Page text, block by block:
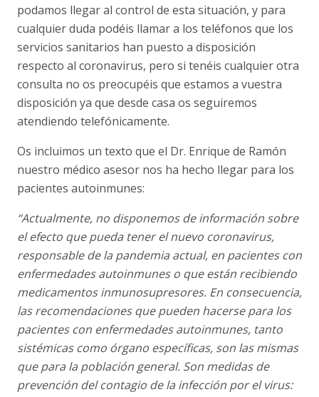
podamos llegar al control de esta situación, y para
cualquier duda podéis llamar a los teléfonos que los
servicios sanitarios han puesto a disposición
respecto al coronavirus, pero si tenéis cualquier otra
consulta no os preocupéis que estamos a vuestra
disposición ya que desde casa os seguiremos
atendiendo telefónicamente.
Os incluimos un texto que el Dr. Enrique de Ramón
nuestro médico asesor nos ha hecho llegar para los
pacientes autoinmunes:
“Actualmente, no disponemos de información sobre
el efecto que pueda tener el nuevo coronavirus,
responsable de la pandemia actual, en pacientes con
enfermedades autoinmunes o que están recibiendo
medicamentos inmunosupresores. En consecuencia,
las recomendaciones que pueden hacerse para los
pacientes con enfermedades autoinmunes, tanto
sistémicas como órgano específicas, son las mismas
que para la población general. Son medidas de
prevención del contagio de la infección por el virus: